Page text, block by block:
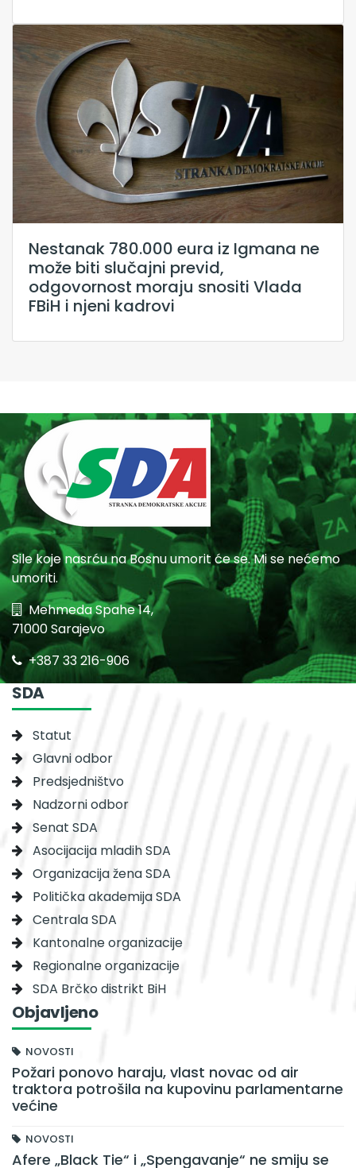
Nestanak 780.000 eura iz Igmana ne
može biti slučajni previd,
odgovornost moraju snositi Vlada
FBiH i njeni kadrovi
Sile koje nasrću na Bosnu umorit će se. Mi se nećemo
umoriti.
Mehmeda Spahe 14,
71000 Sarajevo
+387 33 216-906
SDA
Statut
Glavni odbor
Predsjedništvo
Nadzorni odbor
Senat SDA
Asocijacija mladih SDA
Organizacija žena SDA
Politička akademija SDA
Centrala SDA
Kantonalne organizacije
Regionalne organizacije
SDA Brčko distrikt BiH
Objavljeno
NOVOSTI
Požari ponovo haraju, vlast novac od air
traktora potrošila na kupovinu parlamentarne
većine
NOVOSTI
Afere „Black Tie“ i „Spengavanje“ ne smiju se